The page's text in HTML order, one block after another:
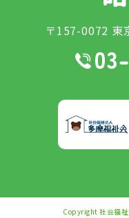
〒157-0072 東
Copyright 社会福